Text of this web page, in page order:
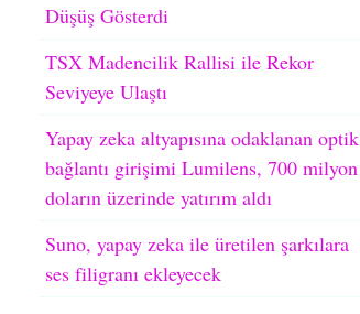
Düşüş Gösterdi
TSX Madencilik Rallisi ile Rekor
Seviyeye Ulaştı
Yapay zeka altyapısına odaklanan optik
bağlantı girişimi Lumilens, 700 milyon
doların üzerinde yatırım aldı
Suno, yapay zeka ile üretilen şarkılara
ses filigranı ekleyecek